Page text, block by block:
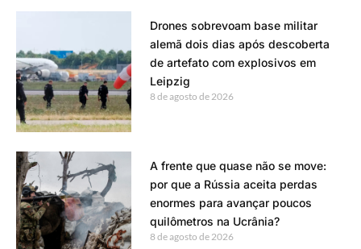
Drones sobrevoam base militar
alemã dois dias após descoberta
de artefato com explosivos em
Leipzig
8 de agosto de 2026
A frente que quase não se move:
por que a Rússia aceita perdas
enormes para avançar poucos
quilômetros na Ucrânia?
8 de agosto de 2026